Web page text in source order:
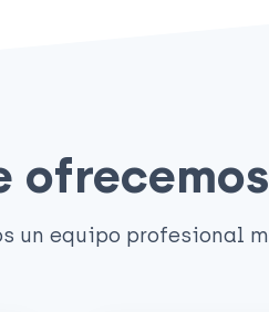
un equipo profesional